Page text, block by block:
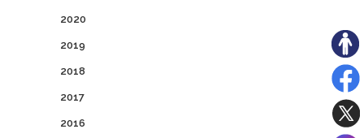
2020
2019
2018
2017
2016